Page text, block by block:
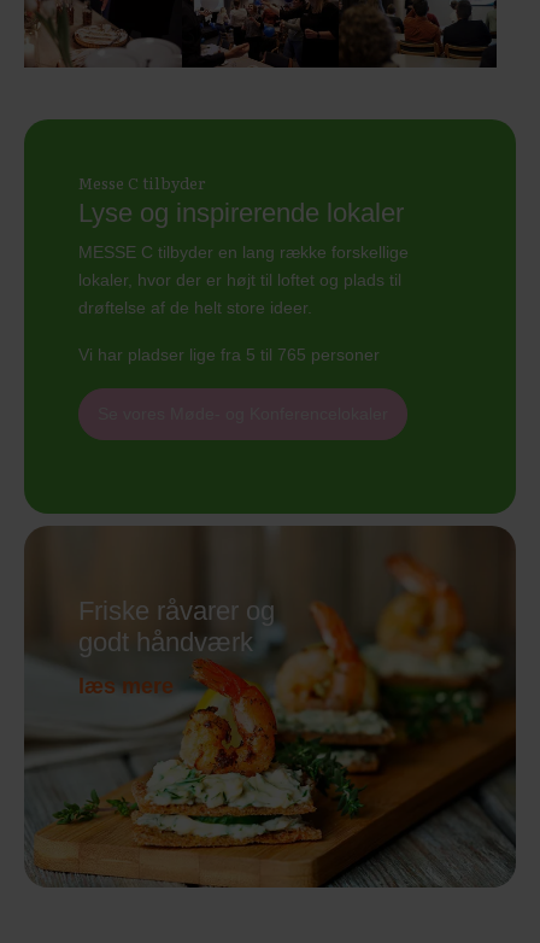
Messe C tilbyder
Lyse og inspirerende lokaler
MESSE C tilbyder en lang række forskellige
lokaler, hvor der er højt til loftet og plads til
drøftelse af de helt store ideer.
Vi har pladser lige fra 5 til 765 personer
Friske råvarer og
godt håndværk
læs mere